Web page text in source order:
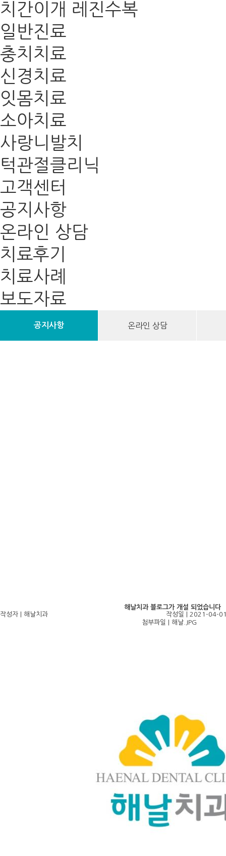
치간이개 레진수복
일반진료
충치치료
신경치료
잇몸치료
소아치료
사랑니발치
턱관절클리닉
고객센터
공지사항
온라인 상담
치료후기
치료사례
보도자료
공지사항 온라인 상담
해날치과 블로그가 개설 되었습니다
작성자 | 해날치과 작성일
| 2021-04-
첨부파일
해날.JPG